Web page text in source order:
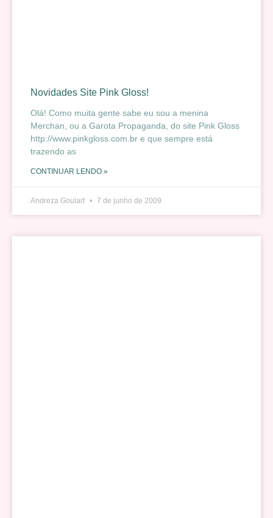
Novidades Site Pink Gloss!
Olá! Como muita gente sabe eu sou a menina
Merchan, ou a Garota Propaganda, do site Pink Gloss
http://www.pinkgloss.com.br e que sempre está
trazendo as
CONTINUAR LENDO »
Andreza Goulart 7 de junho de 2009